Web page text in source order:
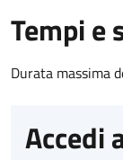
Tempi e
Durata massima
Accedi